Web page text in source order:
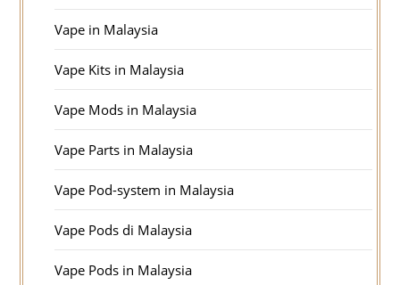
Vape in Malaysia
Vape Kits in Malaysia
Vape Mods in Malaysia
Vape Parts in Malaysia
Vape Pod-system in Malaysia
Vape Pods di Malaysia
Vape Pods in Malaysia